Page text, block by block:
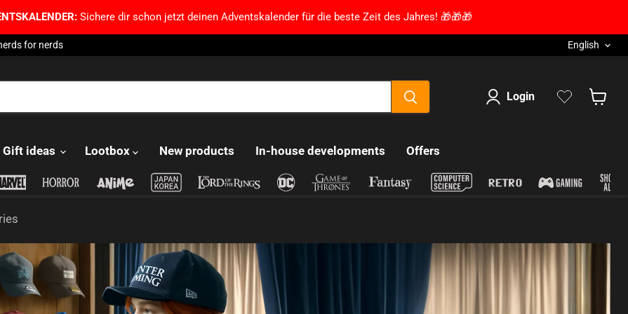
Sichere dir schon jetzt deinen Adventskalender für die beste Zeit des Jahres! 🎁🎁🎁
for nerds Language
English
Login
Gift ideas Lootbox New products In-house developments Offers